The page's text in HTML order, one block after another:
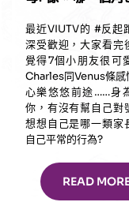
療
個
案
分
享”
最近VIUTV的 #反起
深受歡迎，大家看完
覺得7個小朋友很可
Charles同Venus條感
心樂悠悠前途……身
你，有沒有幫自己對
想想自己是哪一類家
自己平常的行為?
READ